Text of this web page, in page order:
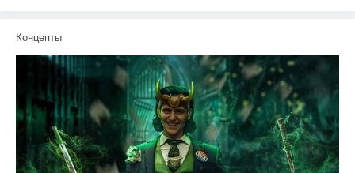
Концепты